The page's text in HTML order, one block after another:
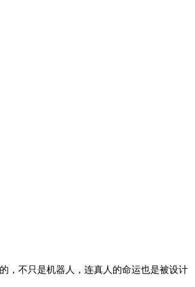
，不只是机器人，连真人的命运也是被设计